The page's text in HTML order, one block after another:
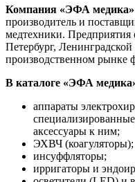
Компания «ЭФА медика»
производитель и
медтехники. Предприятия
Петербург,
производственном рынке
В каталоге «ЭФА
аппараты
аксессуары к ним;
ЭХВЧ (коагуляторы);
инсуффляторы;
ирригаторы и